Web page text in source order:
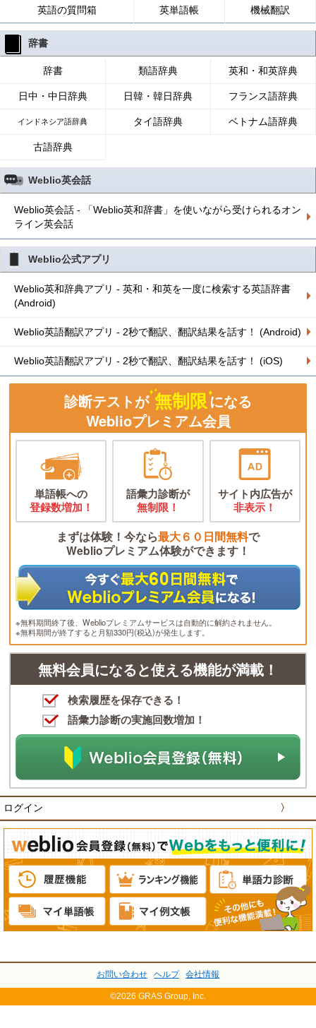
英語の質問箱 英単語帳 機械翻訳
辞書
辞書 類語辞典 英和・和英辞典
日中・中日辞典 日韓・韓日辞典 フランス語辞典
インドネシア語辞典 タイ語辞典 ベトナム語辞典
古語辞典
Weblio英会話
Weblio英会話 - 「Weblio英和辞書」を使いながら受けられるオン
ライン英会話
Weblio公式アプリ
Weblio英和辞典アプリ - 英和・和英を一度に検索する英語辞書
(Android)
Weblio英語翻訳アプリ - 2秒で翻訳、翻訳結果を話す！ (Android)
Weblio英語翻訳アプリ - 2秒で翻訳、翻訳結果を話す！ (iOS)
診断テストが 無制限になる
Weblioプレミアム会員
単語帳への
登録数増加！
語彙力診断が
無制限！
サイト内広告が
非表示！
まずは体験！今なら最大６０日間無料で
Weblioプレミアム体験ができます！
※無料期間終了後、Weblioプレミアムサービスは自動的に解約されません。
※無料期間が終了すると月額330円(税込)が発生します。
無料会員になると使える機能が満載！
検索履歴を保存できる！
語彙力診断の実施回数増加！
ログイン 〉
お問い合わせ ヘルプ 会社情報
©2026 GRAS Group, Inc.